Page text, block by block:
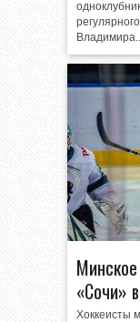
«Сочи»
Хоккеисты